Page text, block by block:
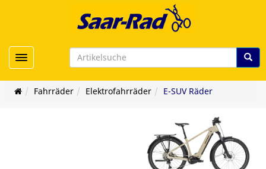
Toggle navigation
Fahrräder Elektrofahrräder E-SUV Räder